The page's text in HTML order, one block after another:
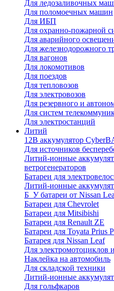
Для ледозаливочных
Для поломоечных машин
Для ИБП
Для охранно-пожарной
Для аварийного
Для железнодорожного
Для вагонов
Для локомотивов
Для поездов
Для тепловозов
Для электровозов
Для резервного и
Для систем
Для электростанций
Литий
12В аккумулятор
Для источников
Литий-ионные
ветрогенераторов
Батареи для
Литий-ионные
Б_У батареи от Nissan
Батареи для Chevrolet
Батареи для Mitsibishi
Батареи для Renault ZE
Батареи для Toyata Prius
Батарея для Nissan Leaf
Для электромотоциклов
Наклейка на автомобиль
Для складской техники
Литий-ионные
Для гольфкаров